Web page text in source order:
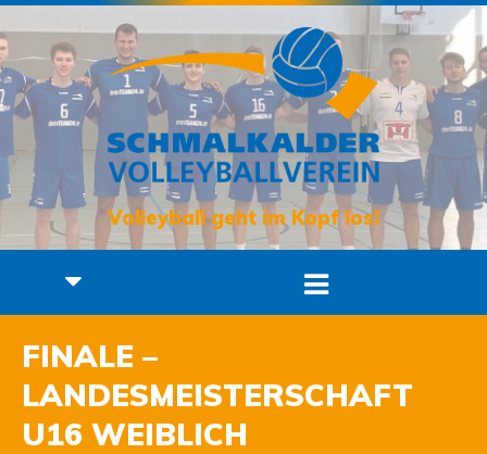
Volleyball geht im Kopf los!
FINALE –
LANDESMEISTERSCHAFT
U16 WEIBLICH